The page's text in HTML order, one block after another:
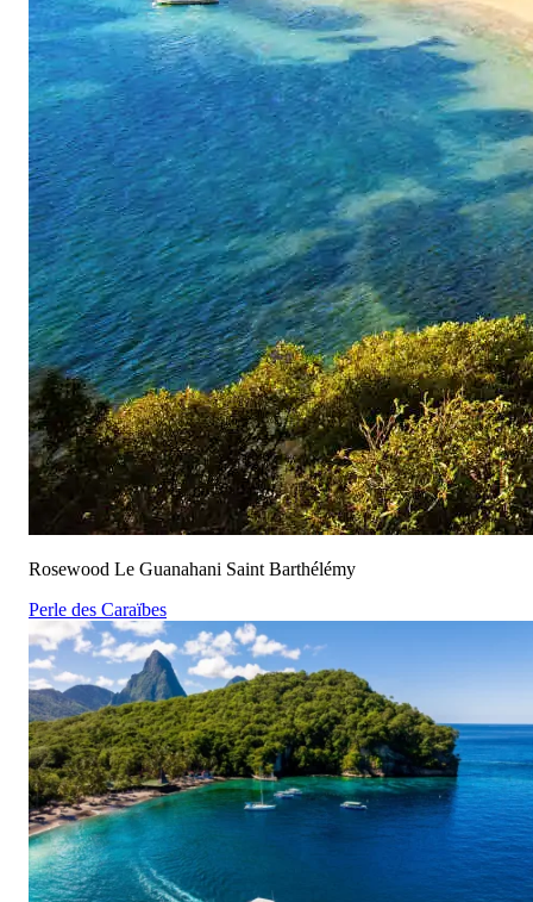
Rosewood Le Guanahani Saint Barthélémy
Perle des Caraïbes